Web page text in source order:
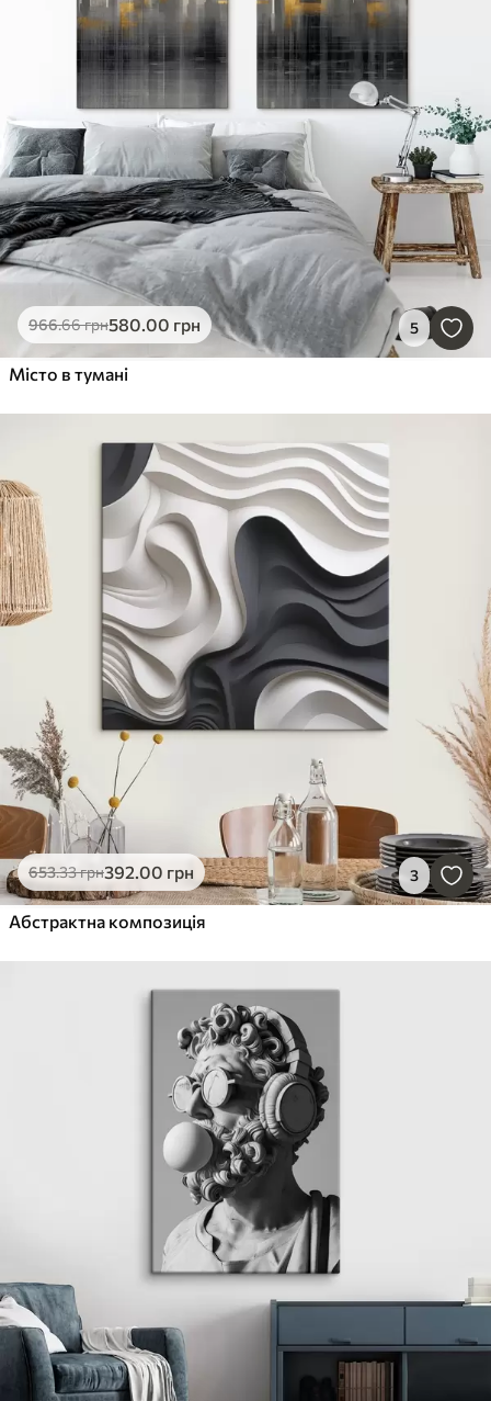
966.66грн580.00 грн 5
Місто в тумані
653.33грн392.00 грн 3
Абстрактна композиція